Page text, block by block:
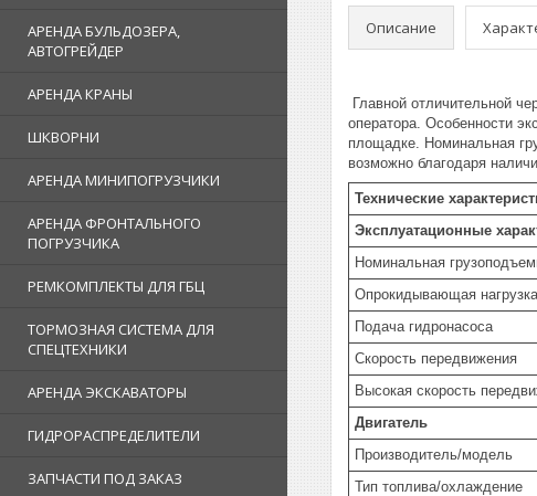
АРЕНДА БУЛЬДОЗЕРА,
АВТОГРЕЙДЕР
АРЕНДА КРАНЫ
ШКВОРНИ
АРЕНДА МИНИПОГРУЗЧИКИ
АРЕНДА ФРОНТАЛЬНОГО
ПОГРУЗЧИКА
РЕМКОМПЛЕКТЫ ДЛЯ ГБЦ
ТОРМОЗНАЯ СИСТЕМА ДЛЯ
СПЕЦТЕХНИКИ
АРЕНДА ЭКСКАВАТОРЫ
ГИДРОРАСПРЕДЕЛИТЕЛИ
ЗАПЧАСТИ ПОД ЗАКАЗ
Описание
Главной отличительной
оператора. Особенности
площадке. Номинальная
возможно благодаря
Технические
Эксплуатационные
Номинальная
Опрокидывающая нагрузка
Подача гидронасоса
Cкорость передвижения
Высокая скорость
Двигатель
Производитель/модель
Тип топлива/охлаждение